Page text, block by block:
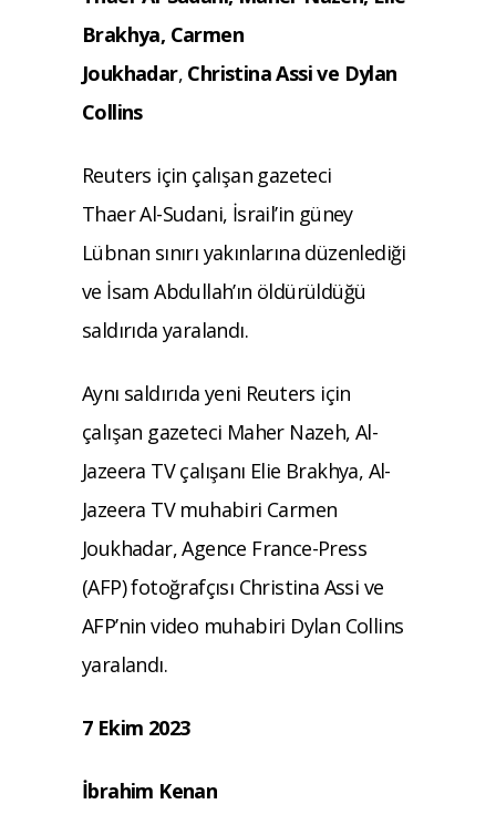
Brakhya, Carmen
Joukhadar, Christina Assi ve Dylan
Collins
Reuters için çalışan gazeteci
ThaerAl-Sudani, İsrail’in güney
Lübnan sınırı yakınlarına düzenlediği
ve İsam Abdullah’ın öldürüldüğü
saldırıda yaralandı.
Aynı saldırıda yeni Reuters için
çalışan gazeteci Maher Nazeh, Al-
Jazeera TV çalışanı Elie Brakhya, Al-
Jazeera TV muhabiri Carmen
Joukhadar, Agence France-Press
(AFP) fotoğrafçısı Christina Assi ve
AFP’nin video muhabiri Dylan Collins
yaralandı.
7 Ekim 2023
İbrahim Kenan